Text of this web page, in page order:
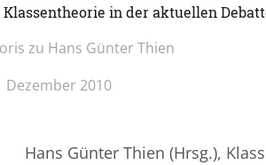
Klassentheorie in der aktuellen
zu Hans Günter Thien
Dezember 2010
Hans Günter Thien (Hrsg.),